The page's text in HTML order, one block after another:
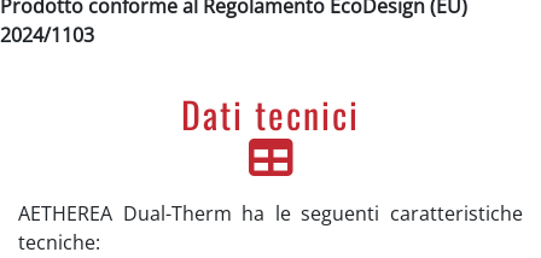
Prodotto conforme al Regolamento EcoDesign (EU)
2024/1103
Dati tecnici
AETHEREA Dual-Therm ha le seguenti caratteristiche
tecniche: